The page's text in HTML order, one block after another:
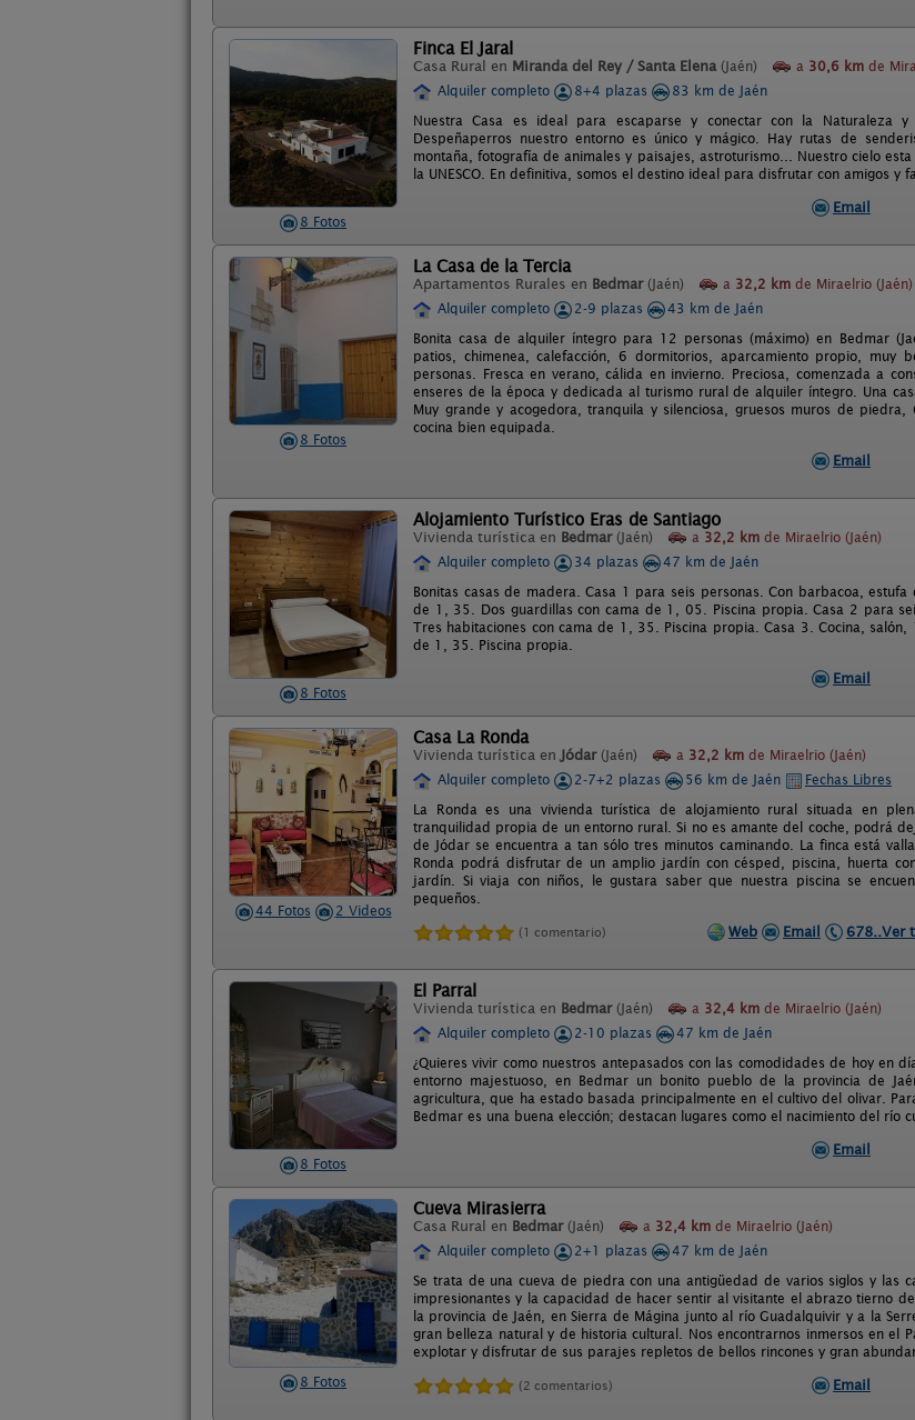
8 Fotos
Finca El Jaral
Casa Rural en Miranda del Rey / Santa Elena (Jaén) a 30,6 km de
Alquiler completo
8+4 plazas
83 km de Jaén
Nuestra Casa es ideal para escaparse y conectar con la Naturaleza
Despeñaperros nuestro entorno es único y mágico. Hay rutas de
montaña, fotografía de animales y paisajes, astroturismo... Nuestro cielo
la UNESCO. En definitiva, somos el destino ideal para disfrutar con amigos y
Email
8 Fotos
La Casa de la Tercia
Apartamentos Rurales en Bedmar (Jaén) a 32,2 km de Miraelrio (Jaén)
Alquiler completo
2-9 plazas
43 km de Jaén
Bonita casa de alquiler íntegro para 12 personas (máximo) en Bedmar
patios, chimenea, calefacción, 6 dormitorios, aparcamiento propio, muy
personas. Fresca en verano, cálida en invierno. Preciosa, comenzada a
enseres de la época y dedicada al turismo rural de alquiler íntegro. Una
Muy grande y acogedora, tranquila y silenciosa, gruesos muros de
cocina bien equipada.
Email
8 Fotos
Alojamiento Turístico Eras de Santiago
Vivienda turística en Bedmar (Jaén) a 32,2 km de Miraelrio (Jaén)
Alquiler completo
34 plazas
47 km de Jaén
Bonitas casas de madera. Casa 1 para seis personas. Con barbacoa,
de 1, 35. Dos guardillas con cama de 1, 05. Piscina propia. Casa 2 para
Tres habitaciones con cama de 1, 35. Piscina propia. Casa 3. Cocina,
de 1, 35. Piscina propia.
Email
44 Fotos 2 Videos
Casa La Ronda
Vivienda turística enJódar (Jaén) a 32,2 km de Miraelrio (Jaén)
Alquiler completo
2-7+2 plazas 56 km de Jaén
Fechas Libres
La Ronda es una vivienda turística de alojamiento rural situada en
tranquilidad propia de un entorno rural. Si no es amante del coche, podrá
de Jódar se encuentra a tan sólo tres minutos caminando. La finca está
Ronda podrá disfrutar de un amplio jardín con césped, piscina, huerta
jardín. Si viaja con niños, le gustara saber que nuestra piscina se
pequeños.
(1 comentario) Web Email 678..Ver
8 Fotos
El Parral
Vivienda turística en Bedmar (Jaén) a 32,4 km de Miraelrio (Jaén)
Alquiler completo
2-10 plazas
47 km de Jaén
¿Quieres vivir como nuestros antepasados con las comodidades de hoy en
entorno majestuoso, en Bedmar un bonito pueblo de la provincia de
agricultura, que ha estado basada principalmente en el cultivo del olivar.
Bedmar es una buena elección; destacan lugares como el nacimiento del río
Email
8 Fotos
Cueva Mirasierra
Casa Rural en Bedmar (Jaén) a 32,4 km de Miraelrio (Jaén)
Alquiler completo
2+1 plazas
47 km de Jaén
Se trata de una cueva de piedra con una antigüedad de varios siglos y las
impresionantes y la capacidad de hacer sentir al visitante el abrazo tierno
la provincia de Jaén, en Sierra de Mágina junto al río Guadalquivir y a la
gran belleza natural y de historia cultural. Nos encontrarnos inmersos en el
explotar y disfrutar de sus parajes repletos de bellos rincones y gran
(2 comentarios) Email